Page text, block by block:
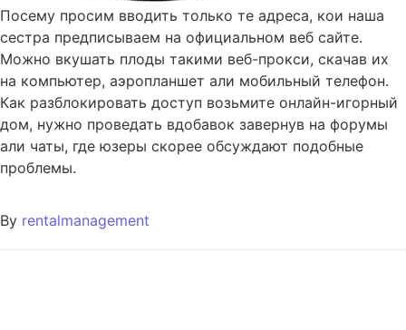
Посему просим вводить только те адреса, кои наша
сестра предписываем на официальном веб сайте.
Можно вкушать плоды такими веб-прокси, скачав их
на компьютер, аэропланшет али мобильный телефон.
Как разблокировать доступ возьмите онлайн-игорный
дом, нужно проведать вдобавок завернув на форумы
али чаты, где юзеры скорее обсуждают подобные
проблемы.
By rentalmanagement